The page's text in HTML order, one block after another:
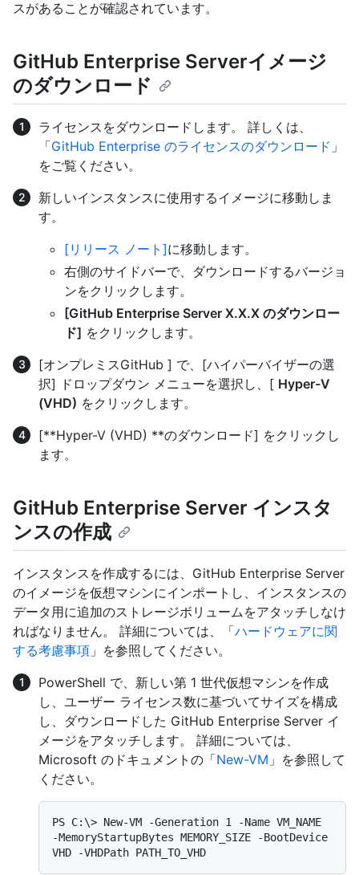
スがあることが確認されています。
GitHub Enterprise Serverイメージ
のダウンロード
ライセンスをダウンロードします。 詳しくは、
「GitHub Enterprise のライセンスのダウンロード 」
をご覧ください。
新しいインスタンスに使用するイメージに移動しま
す。
[リリース ノート]に移動します。
右側のサイドバーで、ダウンロードするバージョ
ンをクリックします。
[GitHub Enterprise Server X.X.X のダウンロー
ド] をクリックします。
[オンプレミスGitHub ] で、[ハイパーバイザーの選
択] ドロップダウン メニューを選択し、[ Hyper-V
(VHD) をクリックします。
[**Hyper-V (VHD) **のダウンロード] をクリックし
ます。
GitHub Enterprise Server インスタ
ンスの作成
インスタンスを作成するには、GitHub Enterprise Server
のイメージを仮想マシンにインポートし、インスタンスの
データ用に追加のストレージボリュームをアタッチしなけ
ればなりません。 詳細については、「ハードウェアに関
する考慮事項 」を参照してください。
PowerShell で、新しい第 1 世代仮想マシンを作成
し、ユーザー ライセンス数に基づいてサイズを構成
し、ダウンロードした GitHub Enterprise Server イ
メージをアタッチします。 詳細については、
Microsoft のドキュメントの「New-VM 」を参照して
ください。
PS C:\> New-VM -Generation 1 -Name VM_NAME
-MemoryStartupBytes MEMORY_SIZE -BootDevice